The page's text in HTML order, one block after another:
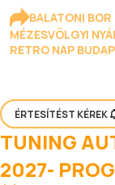
BALATONI BOR
MÉZESVÖLGYI
RETRO NAP
ÉRTESÍTÉST KÉREK
TUNING
2027-